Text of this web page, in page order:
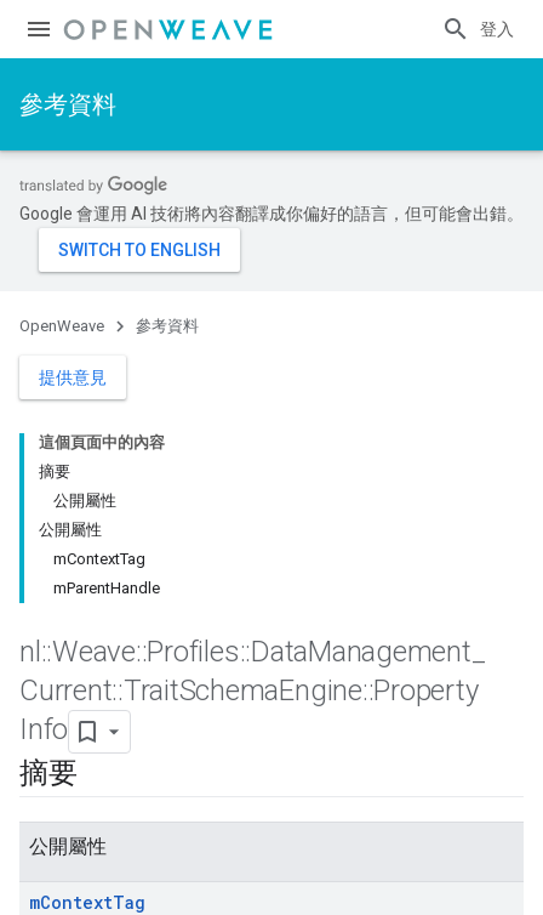
登入
參考資料
Google 會運用 AI 技術將內容翻譯成你偏好的語言，但可能會出錯。
OpenWeave 參考資料
提供意見
這個頁面中的內容
摘要
公開屬性
公開屬性
mContextTag
mParentHandle
nl ::Weave::Profiles::DataManagement
Current::TraitSchemaEngine::Property
Info
摘要
公開屬性
mContextTag